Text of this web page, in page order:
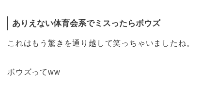
ありえない体育会系でミスったらボウズ
これはもう驚きを通り越して笑っちゃいましたね。
ボウズってww